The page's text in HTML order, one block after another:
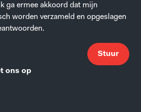
ga ermee akkoord dat mijn
worden verzameld en opgeslagen
Stuur
ons op